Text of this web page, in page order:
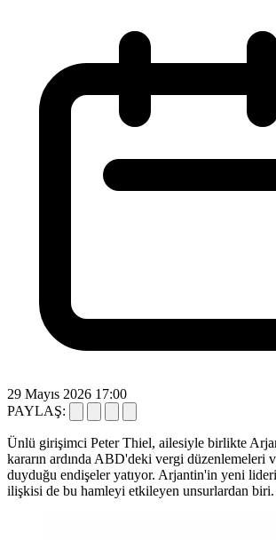
29 Mayıs 2026 17:00
PAYLAŞ:
Ünlü girişimci Peter Thiel, ailesiyle birlikte
kararın ardında ABD'deki vergi düzenlemeleri
duyduğu endişeler yatıyor. Arjantin'in yeni
ilişkisi de bu hamleyi etkileyen unsurlardan biri.